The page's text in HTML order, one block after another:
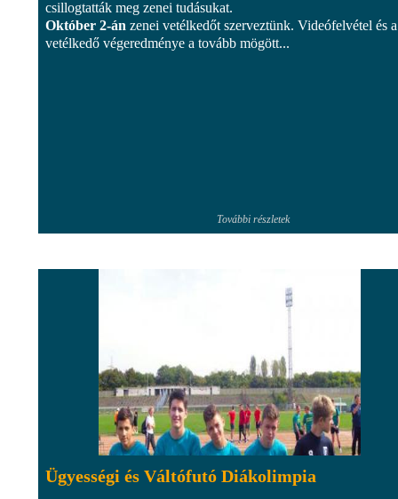
csillogtatták meg zenei tudásukat.
Október 2-án zenei vetélkedőt szerveztünk. Videófelvétel és a
vetélkedő végeredménye a tovább mögött...
További részletek
Ügyességi és Váltófutó Diákolimpia